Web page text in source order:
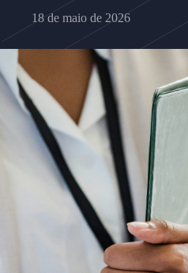
18 de maio de 2026